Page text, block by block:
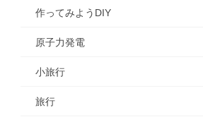
作ってみようDIY
原子力発電
小旅行
旅行